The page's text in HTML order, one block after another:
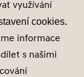
využívání
cookies.
informace
s našimi